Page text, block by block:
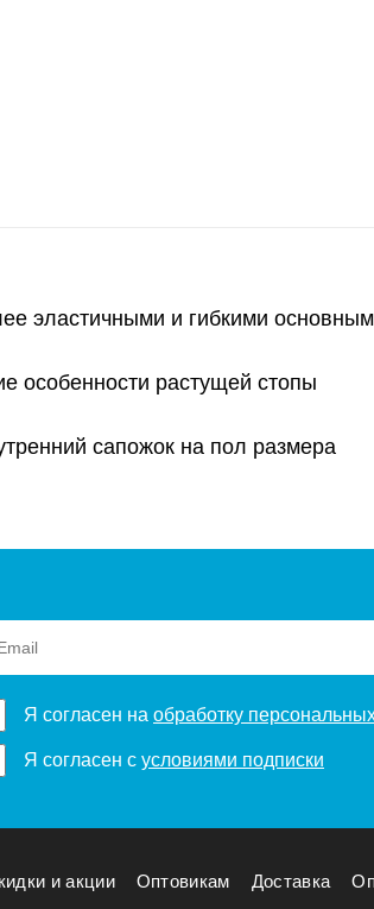
эластичными и гибкими
особенности растущей стопы
сапожок на пол размера
Я согласен на обработку
Я согласен с условиями подписки
и акции Оптовикам Доставка